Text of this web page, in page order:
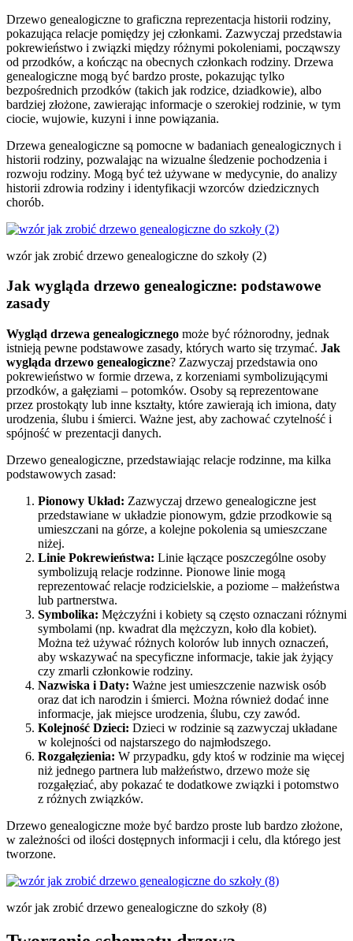
Drzewo genealogiczne to graficzna reprezentacja historii rodziny,
pokazująca relacje pomiędzy jej członkami. Zazwyczaj przedstawia
pokrewieństwo i związki między różnymi pokoleniami, począwszy
od przodków, a kończąc na obecnych członkach rodziny. Drzewa
genealogiczne mogą być bardzo proste, pokazując tylko
bezpośrednich przodków (takich jak rodzice, dziadkowie), albo
bardziej złożone, zawierając informacje o szerokiej rodzinie, w tym
ciocie, wujowie, kuzyni i inne powiązania.
Drzewa genealogiczne są pomocne w badaniach genealogicznych i
historii rodziny, pozwalając na wizualne śledzenie pochodzenia i
rozwoju rodziny. Mogą być też używane w medycynie, do analizy
historii zdrowia rodziny i identyfikacji wzorców dziedzicznych
chorób.
wzór jak zrobić drzewo genealogiczne do szkoły (2)
Jak wygląda drzewo genealogiczne: podstawowe
zasady
Wygląd drzewa genealogicznego może być różnorodny, jednak
istnieją pewne podstawowe zasady, których warto się trzymać. Jak
wygląda drzewo genealogiczne? Zazwyczaj przedstawia ono
pokrewieństwo w formie drzewa, z korzeniami symbolizującymi
przodków, a gałęziami – potomków. Osoby są reprezentowane
przez prostokąty lub inne kształty, które zawierają ich imiona, daty
urodzenia, ślubu i śmierci. Ważne jest, aby zachować czytelność i
spójność w prezentacji danych.
Drzewo genealogiczne, przedstawiając relacje rodzinne, ma kilka
podstawowych zasad:
Pionowy Układ: Zazwyczaj drzewo genealogiczne jest
przedstawiane w układzie pionowym, gdzie przodkowie są
umieszczani na górze, a kolejne pokolenia są umieszczane
niżej.
Linie Pokrewieństwa: Linie łączące poszczególne osoby
symbolizują relacje rodzinne. Pionowe linie mogą
reprezentować relacje rodzicielskie, a poziome – małżeństwa
lub partnerstwa.
Symbolika: Mężczyźni i kobiety są często oznaczani różnymi
symbolami (np. kwadrat dla mężczyzn, koło dla kobiet).
Można też używać różnych kolorów lub innych oznaczeń,
aby wskazywać na specyficzne informacje, takie jak żyjący
czy zmarli członkowie rodziny.
Nazwiska i Daty: Ważne jest umieszczenie nazwisk osób
oraz dat ich narodzin i śmierci. Można również dodać inne
informacje, jak miejsce urodzenia, ślubu, czy zawód.
Kolejność Dzieci: Dzieci w rodzinie są zazwyczaj układane
w kolejności od najstarszego do najmłodszego.
Rozgałęzienia: W przypadku, gdy ktoś w rodzinie ma więcej
niż jednego partnera lub małżeństwo, drzewo może się
rozgałęziać, aby pokazać te dodatkowe związki i potomstwo
z różnych związków.
Drzewo genealogiczne może być bardzo proste lub bardzo złożone,
w zależności od ilości dostępnych informacji i celu, dla którego jest
tworzone.
wzór jak zrobić drzewo genealogiczne do szkoły (8)